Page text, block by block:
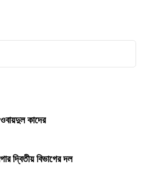
কাদের
দ্বিতীয় বিভাগের দল